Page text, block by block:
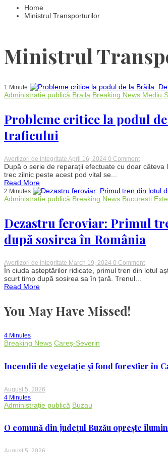
Home
Ministrul Transporturilor
Ministrul
1 Minute
Administrație publică Braila Breaking News Mediu
Probleme critice la podul
traficului
Avertizori de Integritate April 16, 2024 0 Commenton
Probleme
podul
de
la
și
crăpături
amenință
siguranța
După o serie de reparații efectuate cu doar
trec zilnic peste acest pod vital se...
Read More
2 Minutes
Administrație publică Breaking News Bucuresti
Dezastru feroviar: Primul
după sosirea în România
Avertizori de Integritate March 19, 2024 0 Commenton
feroviar:
defectat
la
În ciuda așteptărilor ridicate, primul tren din lotul
scurt timp după sosirea sa în țară. Trenul...
Read More
You May Have Missed!
4 Minutes
Breaking News Careș-Severin
Incendii de vegetație și fond forestier în
August 5, 2026
4 Minutes
Administrație publică Buzau
O comună din județul Buzău oprește